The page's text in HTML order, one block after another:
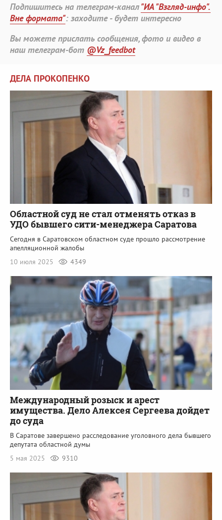
Подпишитесь на телеграм-канал"ИА "Взгляд-инфо".
Вне формата": заходите - будет интересно
Вы можете прислать сообщения, фото и видео в
наш телеграм-бот @Vz_feedbot
ДЕЛА ПРОКОПЕНКО
Областной суд не стал отменять отказ в
УДО бывшего сити-менеджера Саратова
Сегодня в Саратовском областном суде прошло рассмотрение
апелляционной жалобы
10 июля 2025
4349
Международный розыск и арест
имущества. Дело Алексея Сергеева дойдет
до суда
В Саратове завершено расследование уголовного дела бывшего
депутата областной думы
5 мая 2025
9310